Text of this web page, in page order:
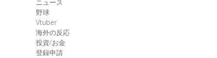
ニュース
野球
Vtuber
海外の反応
投資/お金
登録申請